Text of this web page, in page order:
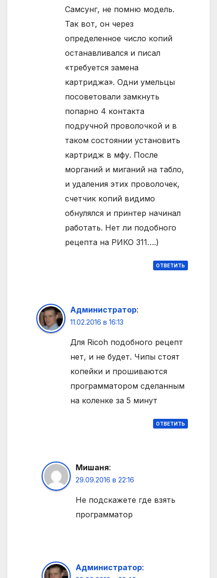
Самсунг, не помню модель.
Так вот, он через
определенное число копий
останавливался и писал
«требуется замена
картриджа». Одни умельцы
посоветовали замкнуть
попарно 4 контакта
подручной проволочкой и в
таком состоянии установить
картридж в мфу. После
морганий и миганий на табло,
и удаления этих проволочек,
счетчик копий видимо
обнулялся и принтер начинал
работать. Нет ли подобного
рецепта на РИКО 311….)
ОТВЕТИТЬ
Администратор:
11.02.2016 в 16:13
Для Ricoh подобного рецепт
нет, и не будет. Чипы стоят
копейки и прошиваются
программатором сделанным
на коленке за 5 минут
ОТВЕТИТЬ
Мишаня:
29.09.2016 в 22:16
Не подскажете где взять
программатор
Администратор: